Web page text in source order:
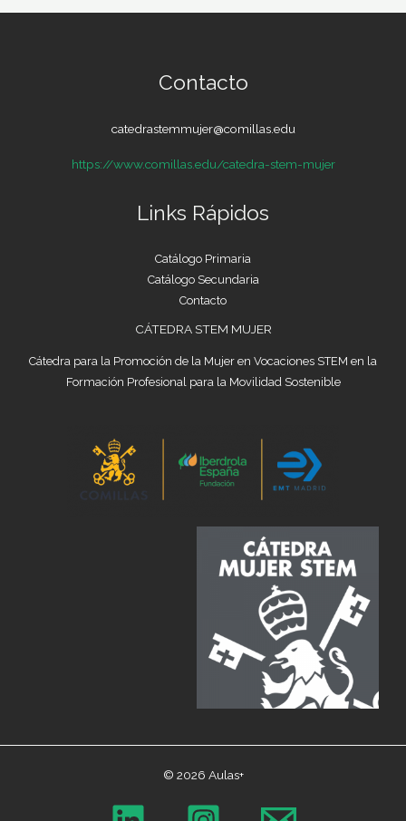
Contacto
catedrastemmujer@comillas.edu
https://www.comillas.edu/catedra-stem-mujer
Links Rápidos
Catálogo Primaria
Catálogo Secundaria
Contacto
CÁTEDRA STEM MUJER
Cátedra para la Promoción de la Mujer en Vocaciones STEM en la
Formación Profesional para la Movilidad Sostenible
© 2026 Aulas+